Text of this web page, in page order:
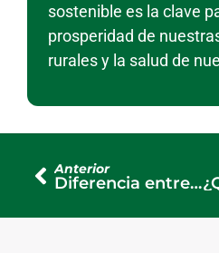
sostenible es la clave
prosperidad de
rurales y la salud de
Anterior
Diferencia entre batería seca y húmeda